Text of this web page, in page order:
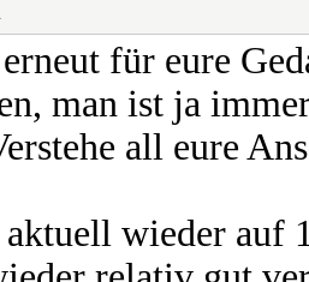
für eure
man ist ja
all eure
wieder auf